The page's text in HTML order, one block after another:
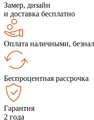
Замер, дизайн
и доставка бесплатно
Оплата наличными,
Беспроцентная рассрочка
Гарантия
2 года